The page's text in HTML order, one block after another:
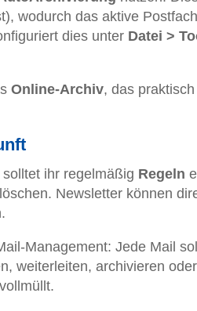
wodurch das aktive
dies unter Datei >
Online-Archiv, das
ihr regelmäßig Regeln
Newsletter können
Management: Jede Mail
weiterleiten, archivieren